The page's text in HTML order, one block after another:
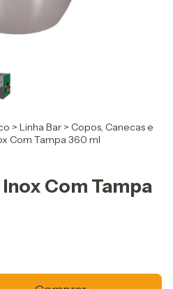
> Linha Bar > Copos, Canecas e
Com Tampa 360 ml
Com Tampa